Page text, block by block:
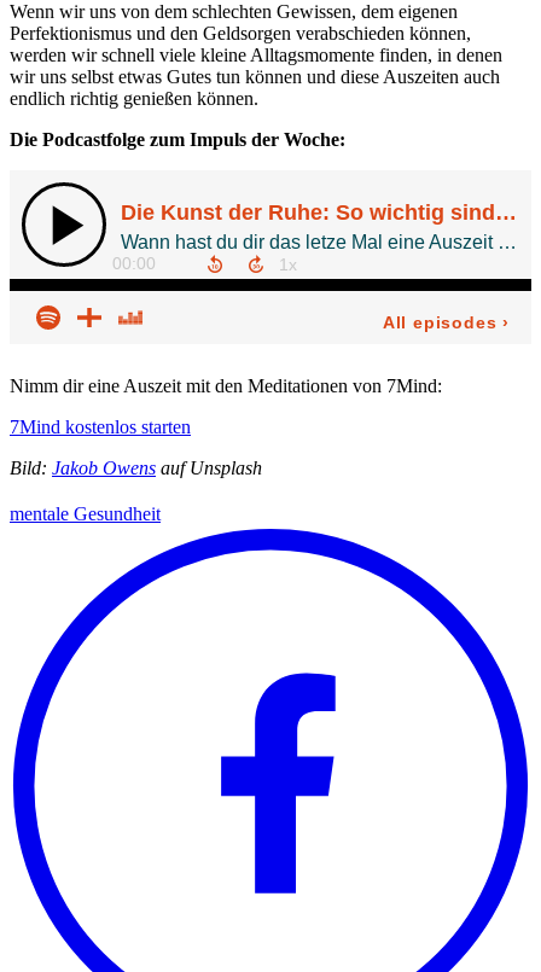
Wenn wir uns von dem schlechten Gewissen, dem eigenen
Perfektionismus und den Geldsorgen verabschieden können,
werden wir schnell viele kleine Alltagsmomente finden, in denen
wir uns selbst etwas Gutes tun können und diese Auszeiten auch
endlich richtig genießen können.
Die Podcastfolge zum Impuls der Woche:
Nimm dir eine Auszeit mit den Meditationen von 7Mind:
7Mind kostenlos starten
Bild: Jakob Owens auf Unsplash
mentale Gesundheit